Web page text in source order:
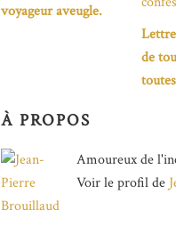
voyageur aveugle.
de
À PROPOS
Amoureux de
Voir le profil de